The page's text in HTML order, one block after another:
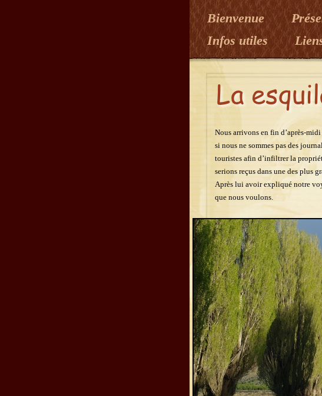
Bienvenue
Infos utiles
Nous arrivons en fin d’après-
si nous ne sommes pas des
touristes afin d’infiltrer la
serions reçus dans une des plus
Après lui avoir expliqué notre
que nous voulons.